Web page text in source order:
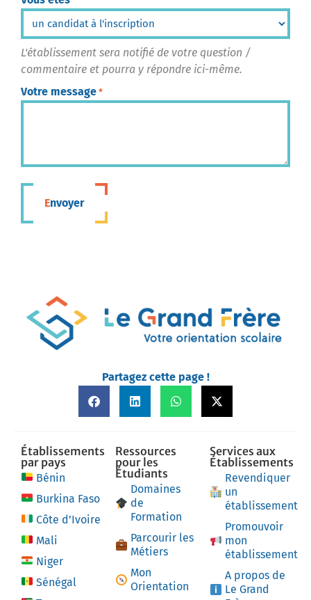
L'établissement sera notifié de votre question /
commentaire et pourra y répondre ici-même.
Votre message *
Envoyer
Partagez cette page !
Établissements
par pays
Bénin
Burkina Faso
Côte d’Ivoire
Mali
Niger
Sénégal
Ressources
pour les
Étudiants
Domaines
de
Formation
Parcourir les
Métiers
Mon
Orientation
Services aux
Établissements
Revendiquer
un
établissement
Promouvoir
mon
établissement
A propos de
Le Grand